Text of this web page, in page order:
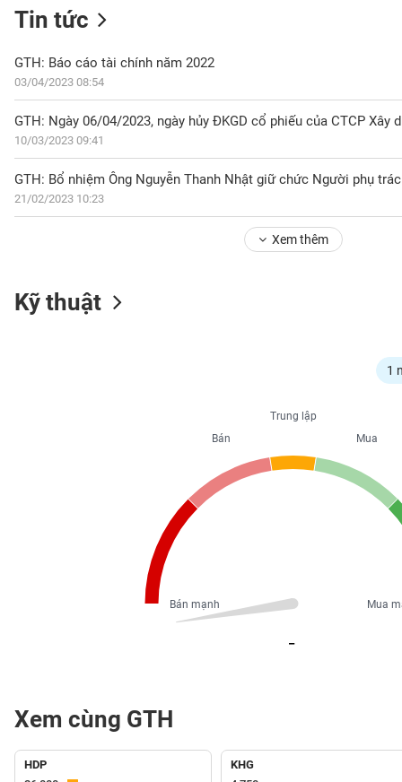
Tin tức
GTH: Báo cáo tài chính năm 2022
03/04/2023 08:54
10/03/2023 09:41
21/02/2023 10:23
Xem thêm
Kỹ thuật
1
Trung lập
Mua
Mua
Bán
Bán mạnh
Xem cùng GTH
HDP
KHG
DOANH
NGHIỆP
CỔ
SINH
Ngành
(-)